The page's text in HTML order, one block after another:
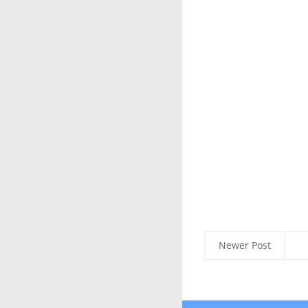
Newer Post